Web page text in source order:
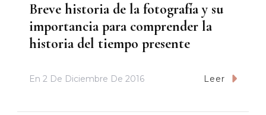
Breve historia de la fotografía y su
importancia para comprender la
historia del tiempo presente
En 2 De Diciembre De 2016 Leer